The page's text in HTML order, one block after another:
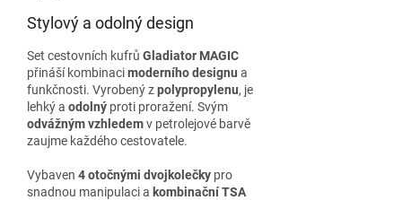
Stylový a odolný design
Set cestovních kufrů Gladiator MAGIC
přináší kombinacimoderního designu a
funkčnosti. Vyrobený zpolypropylenu, je
lehký a odolný proti proražení. Svým
odvážným vzhledemv petrolejové barvě
zaujme každého cestovatele.
Vybaven 4 otočnými dvojkolečky pro
snadnou manipulaci a kombinační TSA